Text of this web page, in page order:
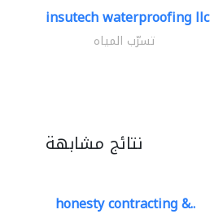
insutech waterproofing llc
تسرّب المياه
نتائج مشابهة
honesty contracting &..